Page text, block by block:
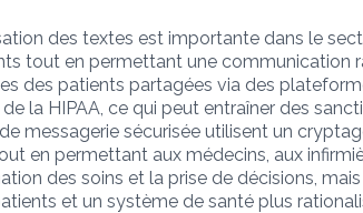
des textes est importante dans le
tout en permettant une communication
des patients partagées via des
la HIPAA, ce qui peut entraîner des
messagerie sécurisée utilisent un
en permettant aux médecins, aux
des soins et la prise de décisions,
et un système de santé plus